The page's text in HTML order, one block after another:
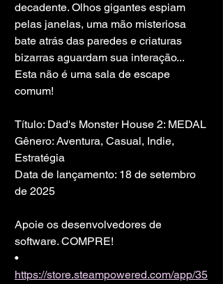
decadente. Olhos gigantes espiam
pelas janelas, uma mão misteriosa
bate atrás das paredes e criaturas
bizarras aguardam sua interação...
Esta não é uma sala de escape
comum!
Título: Dad's Monster House 2: MEDAL
Gênero: Aventura, Casual, Indie,
Estratégia
Data de lançamento: 18 de setembro
de 2025
Apoie os desenvolvedores de
software. COMPRE!
•
https://store.steampowered.com/app/35